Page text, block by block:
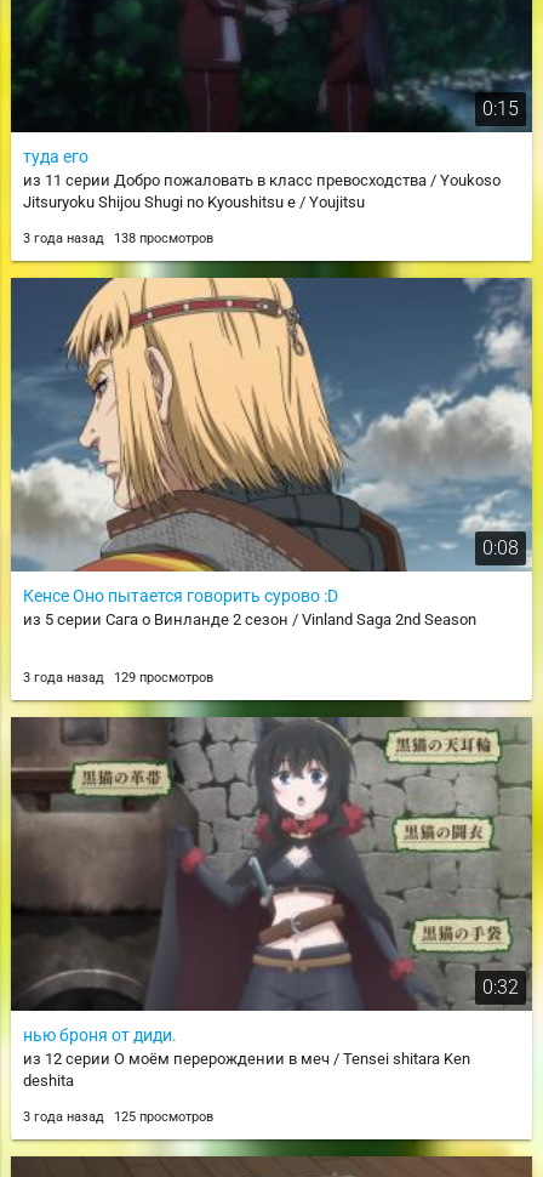
0:15
туда его
из 11 серии Добро пожаловать в класс превосходства / Youkoso
Jitsuryoku Shijou Shugi no Kyoushitsu e / Youjitsu
3 года назад 138 просмотров
0:08
Кенсе Оно пытается говорить сурово :D
из 5 серии Сага о Винланде 2 сезон / Vinland Saga 2nd Season
3 года назад 129 просмотров
0:32
нью броня от диди.
из 12 серии О моём перерождении в меч / Tensei shitara Ken
deshita
3 года назад 125 просмотров